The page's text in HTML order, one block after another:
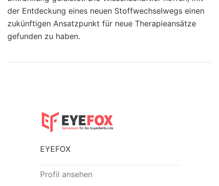
der Entdeckung eines neuen Stoffwechselwegs einen
zukünftigen Ansatzpunkt für neue Therapieansätze
gefunden zu haben.
EYEFOX
Profil ansehen